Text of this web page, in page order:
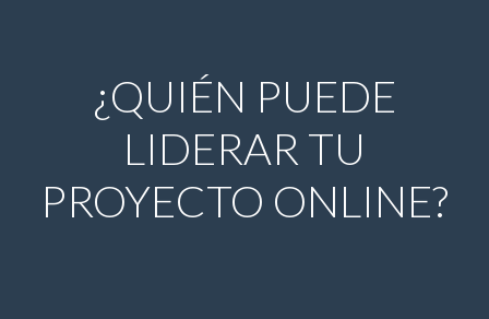
¿QUIÉN PUEDE
LIDERAR TU
PROYECTO ONLINE?